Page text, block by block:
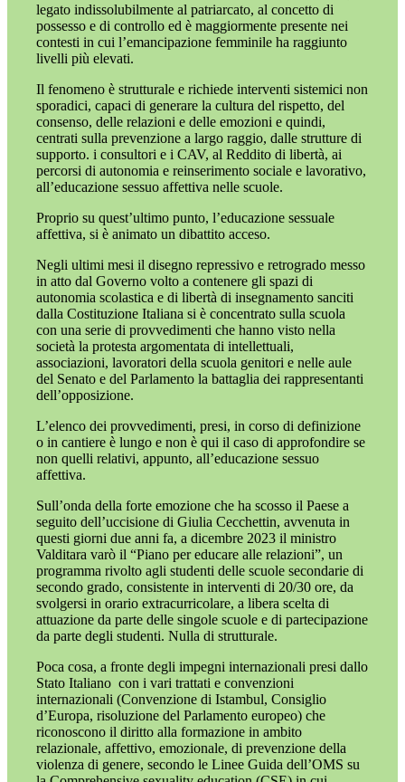
legato indissolubilmente al patriarcato, al concetto di
possesso e di controllo ed è maggiormente presente nei
contesti in cui l’emancipazione femminile ha raggiunto
livelli più elevati.
Il fenomeno è strutturale e richiede interventi sistemici non
sporadici, capaci di generare la cultura del rispetto, del
consenso, delle relazioni e delle emozioni e quindi,
centrati sulla prevenzione a largo raggio, dalle strutture di
supporto. i consultori e i CAV, al Reddito di libertà, ai
percorsi di autonomia e reinserimento sociale e lavorativo,
all’educazione sessuo affettiva nelle scuole.
Proprio su quest’ultimo punto, l’educazione sessuale
affettiva, si è animato un dibattito acceso.
Negli ultimi mesi il disegno repressivo e retrogrado messo
in atto dal Governo volto a contenere gli spazi di
autonomia scolastica e di libertà di insegnamento sanciti
dalla Costituzione Italiana si è concentrato sulla scuola
con una serie di provvedimenti che hanno visto nella
società la protesta argomentata di intellettuali,
associazioni, lavoratori della scuola genitori e nelle aule
del Senato e del Parlamento la battaglia dei rappresentanti
dell’opposizione.
L’elenco dei provvedimenti, presi, in corso di definizione
o in cantiere è lungo e non è qui il caso di approfondire se
non quelli relativi, appunto, all’educazione sessuo
affettiva.
Sull’onda della forte emozione che ha scosso il Paese a
seguito dell’uccisione di Giulia Cecchettin, avvenuta in
questi giorni due anni fa, a dicembre 2023 il ministro
Valditara varò il “Piano per educare alle relazioni”, un
programma rivolto agli studenti delle scuole secondarie di
secondo grado, consistente in interventi di 20/30 ore, da
svolgersi in orario extracurricolare, a libera scelta di
attuazione da parte delle singole scuole e di partecipazione
da parte degli studenti. Nulla di strutturale.
Poca cosa, a fronte degli impegni internazionali presi dallo
Stato Italiano con i vari trattati e convenzioni
internazionali (Convenzione di Istambul, Consiglio
d’Europa, risoluzione del Parlamento europeo) che
riconoscono il diritto alla formazione in ambito
relazionale, affettivo, emozionale, di prevenzione della
violenza di genere, secondo le Linee Guida dell’OMS su